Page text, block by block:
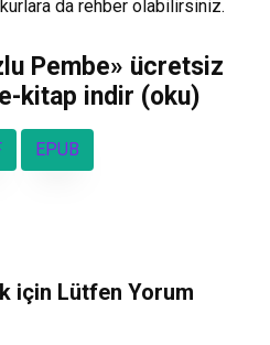
da rehber olabilirsiniz.
Pembe» ücretsiz
e-kitap indir (oku)
EPUB
için Lütfen Yorum